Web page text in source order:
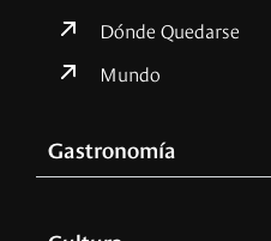
Dónde Quedarse
Mundo
Gastronomía